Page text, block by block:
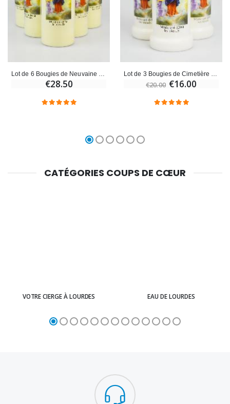
€28.50 €20.00 €16.00
CATÉGORIES COUPS DE CŒUR
VOTRE CIERGE À LOURDES EAU DE LOURDES